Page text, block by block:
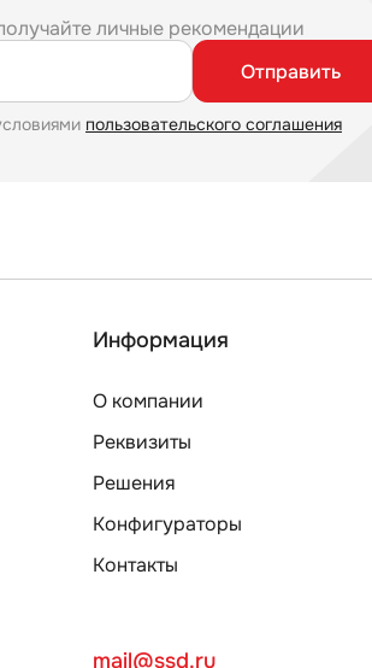
личные рекомендации
Отправить
пользовательского соглашения
Информация
О компании
Реквизиты
Решения
Конфигураторы
Контакты
mail@ssd.ru